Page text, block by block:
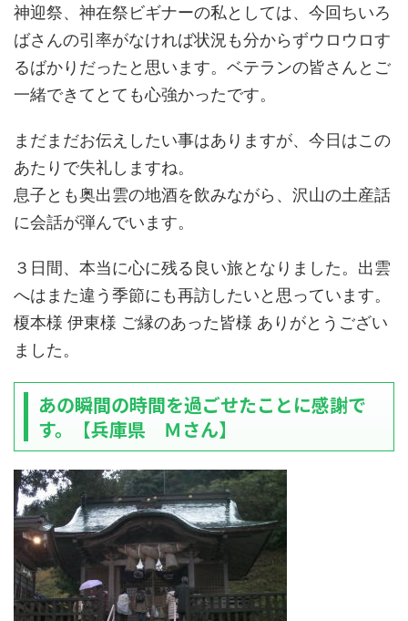
神迎祭、神在祭ビギナーの私としては、今回ちいろ
ばさんの引率がなければ状況も分からずウロウロす
るばかりだったと思います。ベテランの皆さんとご
一緒できてとても心強かったです。
まだまだお伝えしたい事はありますが、今日はこの
あたりで失礼しますね。
息子とも奥出雲の地酒を飲みながら、沢山の土産話
に会話が弾んでいます。
３日間、本当に心に残る良い旅となりました。出雲
へはまた違う季節にも再訪したいと思っています。
榎本様 伊東様 ご縁のあった皆様 ありがとうござい
ました。
あの瞬間の時間を過ごせたことに感謝で
す。【兵庫県 Ｍさん】